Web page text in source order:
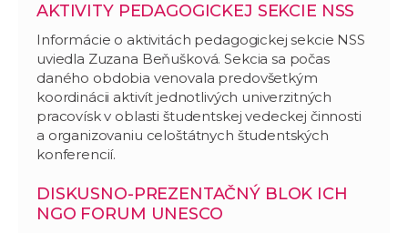
AKTIVITY PEDAGOGICKEJ SEKCIE NSS
Informácie o aktivitách pedagogickej sekcie NSS
uviedla Zuzana Beňušková. Sekcia sa počas
daného obdobia venovala predovšetkým
koordinácii aktivít jednotlivých univerzitných
pracovísk v oblasti študentskej vedeckej činnosti
a organizovaniu celoštátnych študentských
konferencií.
DISKUSNO-PREZENTAČNÝ BLOK ICH
NGO FORUM UNESCO